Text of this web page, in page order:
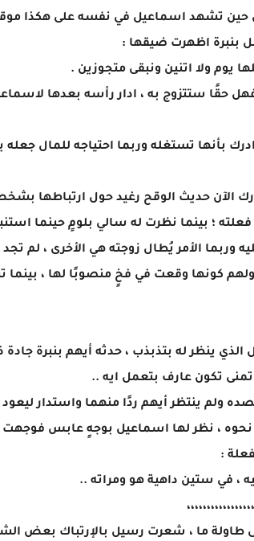
حين تشهد اسماعيل في نفسه على هكذا
بنبرة اظهرت ضيقها :
يوم ولا اتنين ونبقى متجوزين .
حقًا ستتزوج به ، ادار رأسه بعدها
بأنها تستغله وربما احتياجه للمال جعله
الآن حديث الوقح رغيد حول ارتباطها
؛ بينما نظرت له سالي بلومٍ حينما
الأمر يُطال زوجته هي الأخرى ، لم
كونها وقعت في فخٍ منصوبًا لها ، بينما
ينظر له بتذبذب ، حدثه أيهم بنبرة
تكون عارف بتعمل ايه ..
ولم ينتظر أيهم ردًا منهما واستدار
نحوه ، نظر لها اسماعيل بوجهٍ عابس
:
، في ستين داهية هو ومراته ..
طاولة ما ، شعرت رسيل بالإرتباك بعض